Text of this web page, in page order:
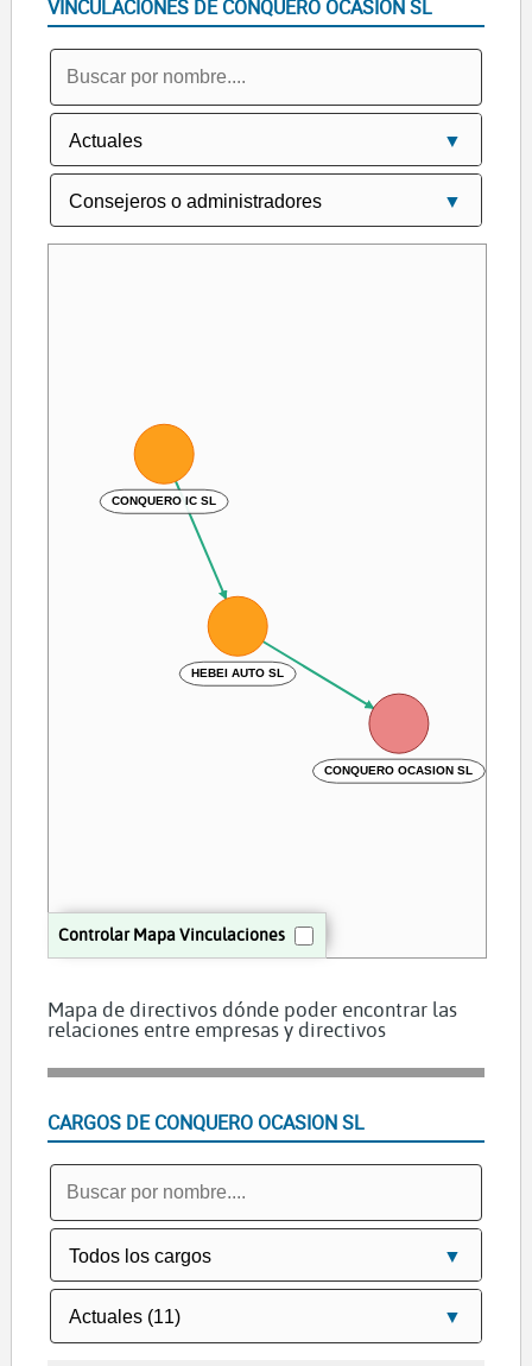
VINCULACIONES DE CONQUERO OCASION SL
Controlar Mapa Vinculaciones
CONQUERO OCASION SL
HEBEI AUTO SL
CONQUERO IC SL
Mapa de directivos dónde poder encontrar las
relaciones entre empresas y directivos
CARGOS DE CONQUERO OCASION SL